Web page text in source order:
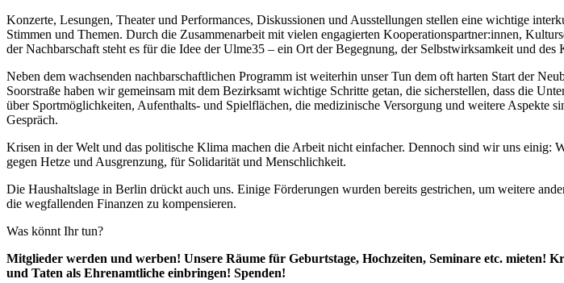
Konzerte, Lesungen, Theater und Performances, Diskussionen und Ausstellungen stellen eine wichtige
Stimmen und Themen. Durch die Zusammenarbeit mit vielen engagierten Kooperationspartner:innen,
der Nachbarschaft steht es für die Idee der Ulme35 – ein Ort der Begegnung, der Selbstwirksamkeit und des
Neben dem wachsenden nachbarschaftlichen Programm ist weiterhin unser Tun dem oft harten Start der
Soorstraße haben wir gemeinsam mit dem Bezirksamt wichtige Schritte getan, die sicherstellen, dass die
über Sportmöglichkeiten, Aufenthalts- und Spielflächen, die medizinische Versorgung und weitere
Gespräch.
Krisen in der Welt und das politische Klima machen die Arbeit nicht einfacher. Dennoch sind wir uns
gegen Hetze und Ausgrenzung, für Solidarität und Menschlichkeit.
Die Haushaltslage in Berlin drückt auch uns. Einige Förderungen wurden bereits gestrichen, um weitere
die wegfallenden Finanzen zu kompensieren.
Was könnt Ihr tun?
Mitglieder werden und werben! Unsere Räume für Geburtstage, Hochzeiten, Seminare etc. mieten!
und Taten als Ehrenamtliche einbringen! Spenden!